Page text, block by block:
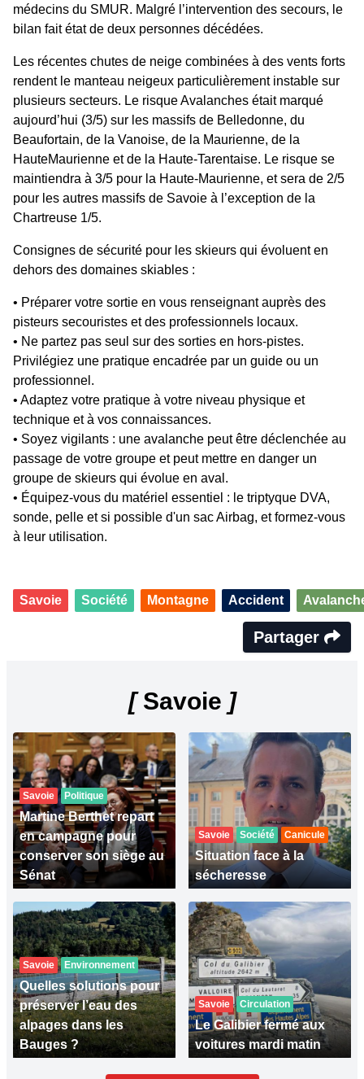
médecins du SMUR. Malgré l’intervention des secours, le
bilan fait état de deux personnes décédées.
Les récentes chutes de neige combinées à des vents forts
rendent le manteau neigeux particulièrement instable sur
plusieurs secteurs. Le risque Avalanches était marqué
aujourd’hui (3/5) sur les massifs de Belledonne, du
Beaufortain, de la Vanoise, de la Maurienne, de la
HauteMaurienne et de la Haute-Tarentaise. Le risque se
maintiendra à 3/5 pour la Haute-Maurienne, et sera de 2/5
pour les autres massifs de Savoie à l’exception de la
Chartreuse 1/5.
Consignes de sécurité pour les skieurs qui évoluent en
dehors des domaines skiables :
• Préparer votre sortie en vous renseignant auprès des
pisteurs secouristes et des professionnels locaux.
• Ne partez pas seul sur des sorties en hors-pistes.
Privilégiez une pratique encadrée par un guide ou un
professionnel.
• Adaptez votre pratique à votre niveau physique et
technique et à vos connaissances.
• Soyez vigilants : une avalanche peut être déclenchée au
passage de votre groupe et peut mettre en danger un
groupe de skieurs qui évolue en aval.
• Équipez-vous du matériel essentiel : le triptyque DVA,
sonde, pelle et si possible d'un sac Airbag, et formez-vous
à leur utilisation.
Savoie Société Montagne Accident
Partager
[Savoie ]
Savoie Politique
Martine Berthet repart
en campagne pour
conserver son siège au
Sénat
Savoie Société Canicule
Situation face à la
sécheresse
Savoie Environnement
Quelles solutions pour
préserver l’eau des
alpages dans les
Bauges ?
Savoie Circulation
Le Galibier fermé aux
voitures mardi matin